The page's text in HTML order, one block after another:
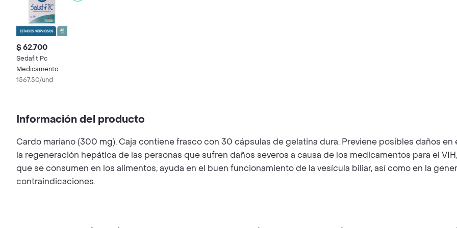
$ 62.700
Sedafit Pc
Medicamento
Homeopático
1567.50/und
Información del producto
Cardo mariano (300 mg). Caja contiene frasco con 30 cápsulas de gelatina dura. Previene posibles daños
la regeneración hepática de las personas que sufren daños severos a causa de los medicamentos para el
que se consumen en los alimentos, ayuda en el buen funcionamiento de la vesícula biliar, así como en la
contraindicaciones.